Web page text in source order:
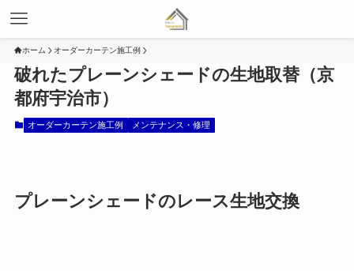
ホーム オーダーカーテン施工例
破れたプレーンシェードの生地取替（京
都府宇治市）
オーダーカーテン施工例 メンテナンス・修理
プレーンシェードのレース生地交換